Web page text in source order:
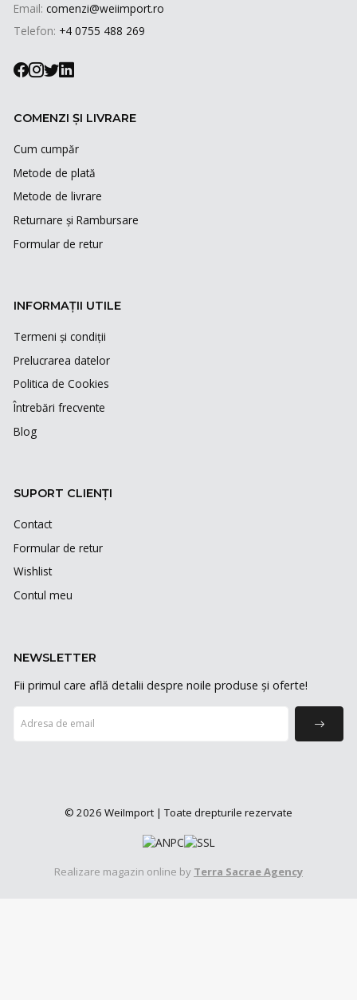
Email: comenzi@weiimport.ro
Telefon: +4 0755 488 269
COMENZI ȘI LIVRARE
Cum cumpăr
Metode de plată
Metode de livrare
Returnare și Rambursare
Formular de retur
INFORMAȚII UTILE
Termeni și condiții
Prelucrarea datelor
Politica de Cookies
Întrebări frecvente
Blog
SUPORT CLIENȚI
Contact
Formular de retur
Wishlist
Contul meu
NEWSLETTER
Fii primul care află detalii despre noile produse și oferte!
© 2026 WeiImport | Toate drepturile rezervate
Realizare magazin online by Terra Sacrae Agency